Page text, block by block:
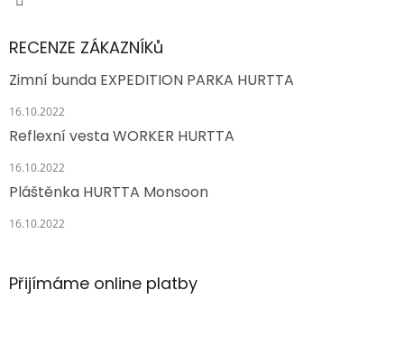
RECENZE ZÁKAZNÍKů
Zimní bunda EXPEDITION PARKA HURTTA
16.10.2022
Reflexní vesta WORKER HURTTA
16.10.2022
Pláštěnka HURTTA Monsoon
16.10.2022
Přijímáme online platby